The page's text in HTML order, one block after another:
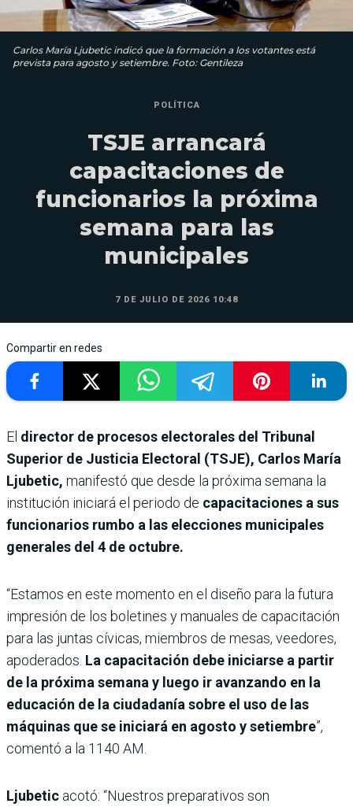
Carlos María Ljubetic indicó que la formación a los votantes está
prevista para agosto y setiembre. Foto: Gentileza
POLÍTICA
TSJE arrancará
capacitaciones de
funcionarios la próxima
semana para las
municipales
7 DE JULIO DE 2026 10:48
Compartir en redes
El director de procesos electorales del Tribunal
Superior de Justicia Electoral (TSJE), Carlos María
Ljubetic, manifestó que desde la próxima semana la
institución iniciará el periodo de capacitaciones a sus
funcionarios rumbo a las elecciones municipales
generales del 4 de octubre.
“Estamos en este momento en el diseño para la futura
impresión de los boletines y manuales de capacitación
para las juntas cívicas, miembros de mesas, veedores,
apoderados. La capacitación debe iniciarse a partir
de la próxima semana y luego ir avanzando en la
educación de la ciudadanía sobre el uso de las
máquinas que se iniciará en agosto y setiembre”,
comentó a la 1140 AM.
Ljubetic acotó: “Nuestros preparativos son